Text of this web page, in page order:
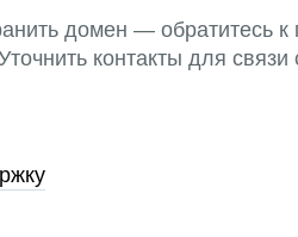
домен — обратитесь к
контакты для